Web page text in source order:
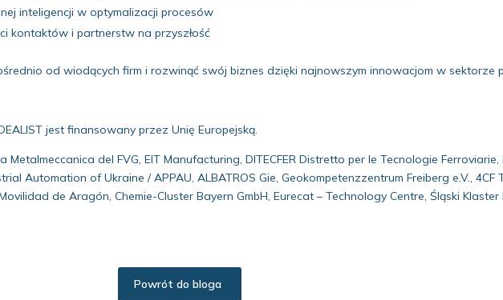
inteligencji w optymalizacji procesów
kontaktów i partnerstw na przyszłość
od wiodących firm i rozwinąć swój biznes dzięki najnowszym innowacjom w sektorze
jest finansowany przez Unię Europejską.
Metalmeccanica del FVG, EIT Manufacturing, DITECFER Distretto per le Tecnologie Ferroviarie,
Automation of Ukraine / APPAU, ALBATROS Gie, Geokompetenzzentrum Freiberg e.V., 4CF
de Aragón, Chemie-Cluster Bayern GmbH, Eurecat – Technology Centre, Śląski Klaster
Powrót do bloga